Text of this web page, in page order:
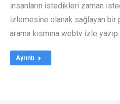
insanların istedikleri zaman
izlemesine olanak sağlayan bir
arama kısmına webtv izle
Ayrıntı